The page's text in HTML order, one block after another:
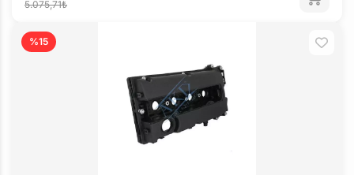
5.075,71₺
%15